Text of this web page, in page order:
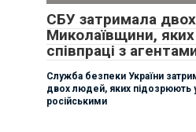
СБУ затримала
Миколаївщини,
співпраці з
Служба безпеки України
двох людей, яких підозрюють у
російськими